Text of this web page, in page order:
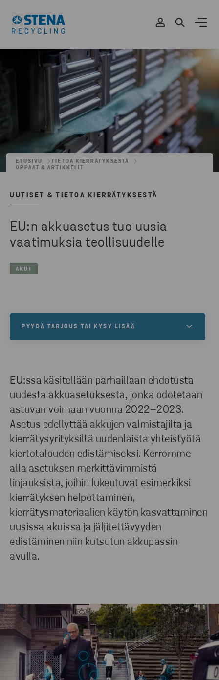
ETUSIVU
TIETOA KIERRÄTYKSESTÄ
OPPAAT & ARTIKKELIT
UUTISET & TIETOA KIERRÄTYKSESTÄ
EU:n akkuasetus tuo uusia
vaatimuksia teollisuudelle
AKUT
EU:ssa käsitellään parhaillaan ehdotusta
uudesta akkuasetuksesta, jonka odotetaan
astuvan voimaan vuonna 2022–2023.
Asetus edellyttää akkujen valmistajilta ja
kierrätysyrityksiltä uudenlaista yhteistyötä
kiertotalouden edistämiseksi. Kerromme
alla asetuksen merkittävimmistä
linjauksista, joihin lukeutuvat esimerkiksi
kierrätyksen helpottaminen,
kierrätysmateriaalien käytön kasvattaminen
uusissa akuissa ja jäljitettävyyden
edistäminen niin kutsutun akkupassin
avulla.
PYYDÄ TARJOUS TAI KYSY LISÄÄ
OTA YHTEYTTÄ